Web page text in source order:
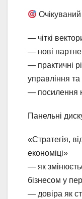
Очікуваний
— чіткі
— нові
— практичні
управління
— посилення
Панельні
«Стратегія,
економіці»
— як
бізнесом у
— довіра як